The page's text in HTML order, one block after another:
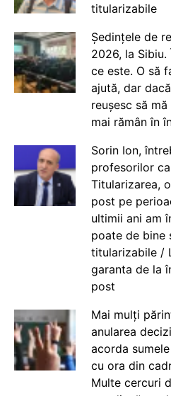
titularizabile
Ședințele de
2026, la Sibiu.
ce este. O să
ajută, dar
reușesc să
mai rămân în
Sorin Ion,
profesorilor
Titularizarea,
post pe
ultimii ani am
poate de bine
titularizabile /
garanta de la
post
Mai mulți
anularea
acorda
cu ora din
Multe cercuri